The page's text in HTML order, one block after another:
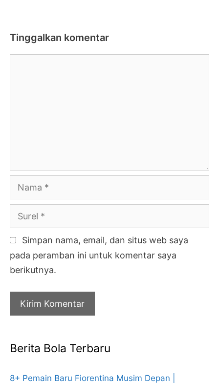
Tinggalkan komentar
Nama
Surel
Simpan nama, email, dan situs web saya
pada peramban ini untuk komentar saya
berikutnya.
Berita Bola Terbaru
8+ Pemain Baru Fiorentina Musim Depan |